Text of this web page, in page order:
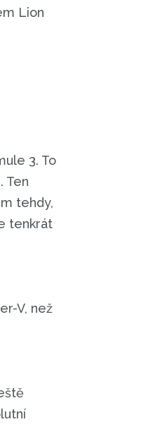
Lion
3. To
Ten
tehdy,
tenkrát
V, než